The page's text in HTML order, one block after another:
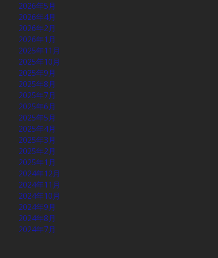
2026年5月
2026年4月
2026年2月
2026年1月
2025年11月
2025年10月
2025年9月
2025年8月
2025年7月
2025年6月
2025年5月
2025年4月
2025年3月
2025年2月
2025年1月
2024年12月
2024年11月
2024年10月
2024年9月
2024年8月
2024年7月